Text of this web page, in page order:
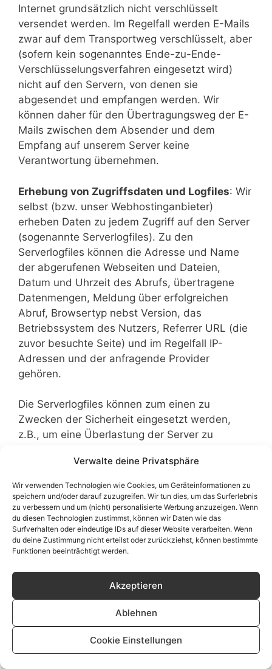
Verwalte deine Privatsphäre
Wir verwenden Technologien wie Cookies, um Geräteinformationen zu
speichern und/oder darauf zuzugreifen. Wir tun dies, um das Surferlebnis
zu verbessern und um (nicht) personalisierte Werbung anzuzeigen. Wenn
du diesen Technologien zustimmst, können wir Daten wie das
Surfverhalten oder eindeutige IDs auf dieser Website verarbeiten. Wenn
du deine Zustimmung nicht erteilst oder zurückziehst, können bestimmte
Funktionen beeinträchtigt werden.
Akzeptieren
Ablehnen
Cookie Einstellungen
Internet grundsätzlich nicht verschlüsselt
versendet werden. Im Regelfall werden E-Mails
zwar auf dem Transportweg verschlüsselt, aber
(sofern kein sogenanntes Ende-zu-Ende-
Verschlüsselungsverfahren eingesetzt wird)
nicht auf den Servern, von denen sie
abgesendet und empfangen werden. Wir
können daher für den Übertragungsweg der E-
Mails zwischen dem Absender und dem
Empfang auf unserem Server keine
Verantwortung übernehmen.
Erhebung von Zugriffsdaten und Logfiles: Wir
selbst (bzw. unser Webhostinganbieter)
erheben Daten zu jedem Zugriff auf den Server
(sogenannte Serverlogfiles). Zu den
Serverlogfiles können die Adresse und Name
der abgerufenen Webseiten und Dateien,
Datum und Uhrzeit des Abrufs, übertragene
Datenmengen, Meldung über erfolgreichen
Abruf, Browsertyp nebst Version, das
Betriebssystem des Nutzers, Referrer URL (die
zuvor besuchte Seite) und im Regelfall IP-
Adressen und der anfragende Provider
gehören.
Die Serverlogfiles können zum einen zu
Zwecken der Sicherheit eingesetzt werden,
z.B., um eine Überlastung der Server zu
missbräuchlichen Angriffen, sogenannten
DDoS-Attacken) und zum anderen, um die
Auslastung der Server und ihre Stabilität
sicherzustellen.
Content-Delivery-Network: Wir setzen ein
„Content-Delivery-Network“ (CDN) ein. Ein CDN
ist ein Dienst, mit dessen Hilfe Inhalte eines
Onlineangebotes, insbesondere große
Mediendateien, wie Grafiken oder Programm-
Skripte, mit Hilfe regional verteilter und über
sicherer ausgeliefert werden können.